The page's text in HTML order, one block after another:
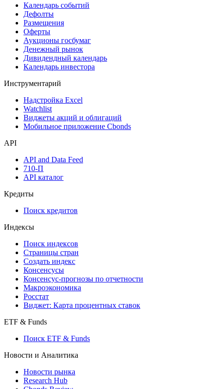
Календарь событий
Дефолты
Размещения
Оферты
Аукционы госбумаг
Денежный рынок
Дивидендный календарь
Календарь инвестора
Инструментарий
Надстройка Excel
Watchlist
Виджеты акций и облигаций
Мобильное приложение Cbonds
API
API and Data Feed
710-П
API каталог
Кредиты
Поиск кредитов
Индексы
Поиск индексов
Страницы стран
Создать индекс
Консенсусы
Консенсус-прогнозы по отчетности
Макроэкономика
Росстат
Виджет: Карта процентных ставок
ETF & Funds
Поиск ETF & Funds
Новости и Аналитика
Новости рынка
Research Hub